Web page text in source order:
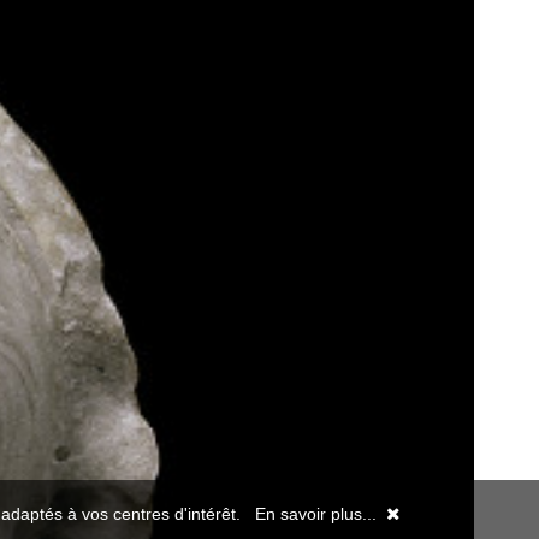
à vos centres d'intérêt. En savoir plus...